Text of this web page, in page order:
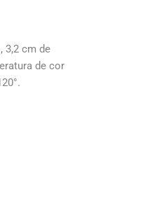
3,2 cm de
de cor